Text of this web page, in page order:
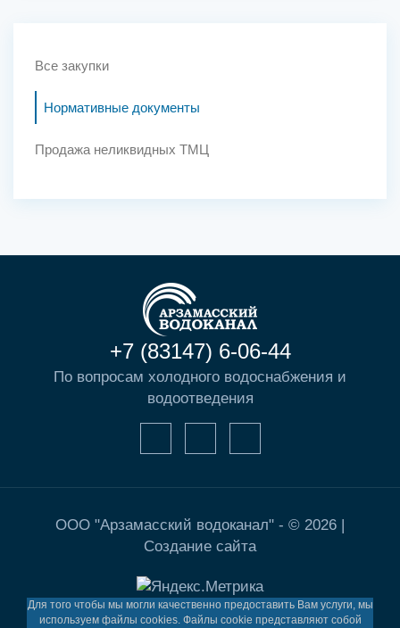
Все закупки
Нормативные документы
Продажа неликвидных ТМЦ
+7 (83147) 6-06-44
По вопросам холодного водоснабжения и
водоотведения
ООО "Арзамасский водоканал" - © 2026 |
Создание сайта
Для того чтобы мы могли качественно предоставить Вам услуги, мы
используем файлы cookies. Файлы cookie представляют собой